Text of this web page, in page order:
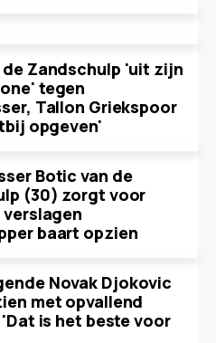
de Zandschulp 'uit zijn
tegen
Tallon Griekspoor
opgeven'
Botic van de
(30) zorgt voor
baart opzien
Novak Djokovic
met opvallend
is het beste voor